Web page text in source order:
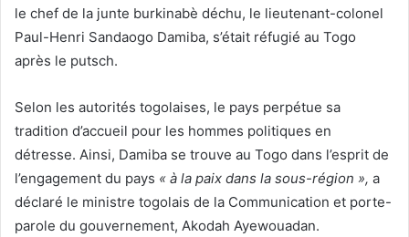
le chef de la junte burkinabè déchu, le lieutenant-colonel
Paul-Henri Sandaogo Damiba, s’était réfugié au Togo
après le putsch.
Selon les autorités togolaises, le pays perpétue sa
tradition d’accueil pour les hommes politiques en
détresse. Ainsi, Damiba se trouve au Togo dans l’esprit de
l’engagement du pays « à la paix dans la sous-région », a
déclaré le ministre togolais de la Communication et porte-
parole du gouvernement, Akodah Ayewouadan.